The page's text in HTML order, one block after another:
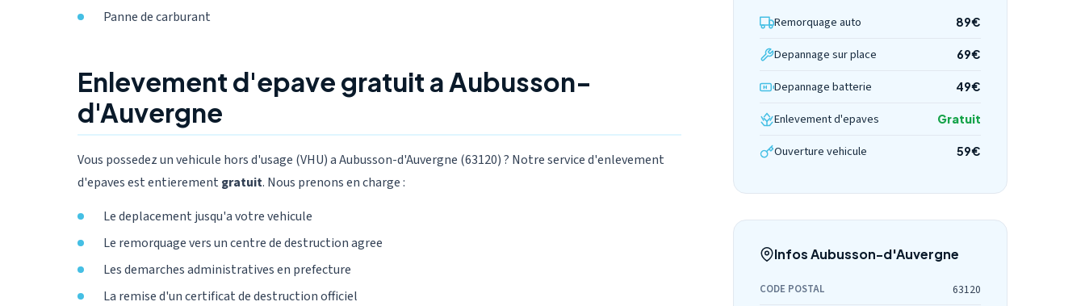
Panne de carburant
Enlevement d'epave gratuit a Aubusson-
d'Auvergne
Vous possedez un vehicule hors d'usage (VHU) a Aubusson-d'Auvergne (63120) ? Notre service d'enlevement
d'epaves est entierement gratuit. Nous prenons en charge :
Le deplacement jusqu'a votre vehicule
Le remorquage vers un centre de destruction agree
Les demarches administratives en prefecture
La remise d'un certificat de destruction officiel
Remorquage auto 89€
Depannage sur place 69€
Depannage batterie 49€
Enlevement d'epaves Gratuit
Ouverture vehicule 59€
Infos Aubusson-d'Auvergne
CODE POSTAL 63120